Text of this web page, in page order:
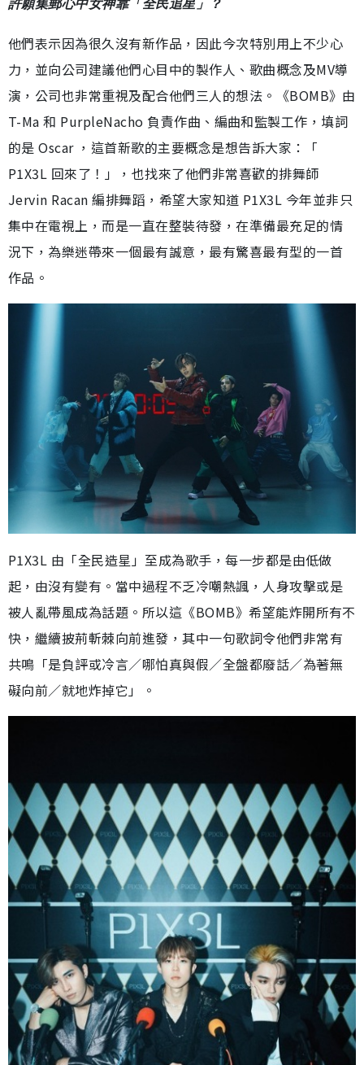
許願集郵心中女神靠「全民追星」？
他們表示因為很久沒有新作品，因此今次特別用上不少心
力，並向公司建議他們心目中的製作人、歌曲概念及MV導
演，公司也非常重視及配合他們三人的想法。《BOMB》由
T-Ma 和 PurpleNacho 負責作曲、編曲和監製工作，填詞
的是 Oscar ，這首新歌的主要概念是想告訴大家：「
P1X3L 回來了！」，也找來了他們非常喜歡的排舞師
Jervin Racan 編排舞蹈，希望大家知道 P1X3L 今年並非只
集中在電視上，而是一直在整裝待發，在準備最充足的情
況下，為樂迷帶來一個最有誠意，最有驚喜最有型的一首
作品。
P1X3L 由「全民造星」至成為歌手，每一步都是由低做
起，由沒有變有。當中過程不乏冷嘲熱諷，人身攻擊或是
被人亂帶風成為話題。所以這《BOMB》希望能炸開所有不
快，繼續披荊斬棘向前進發，其中一句歌詞令他們非常有
共鳴「是負評或冷言／哪怕真與假／全盤都廢話／為著無
礙向前／就地炸掉它」。